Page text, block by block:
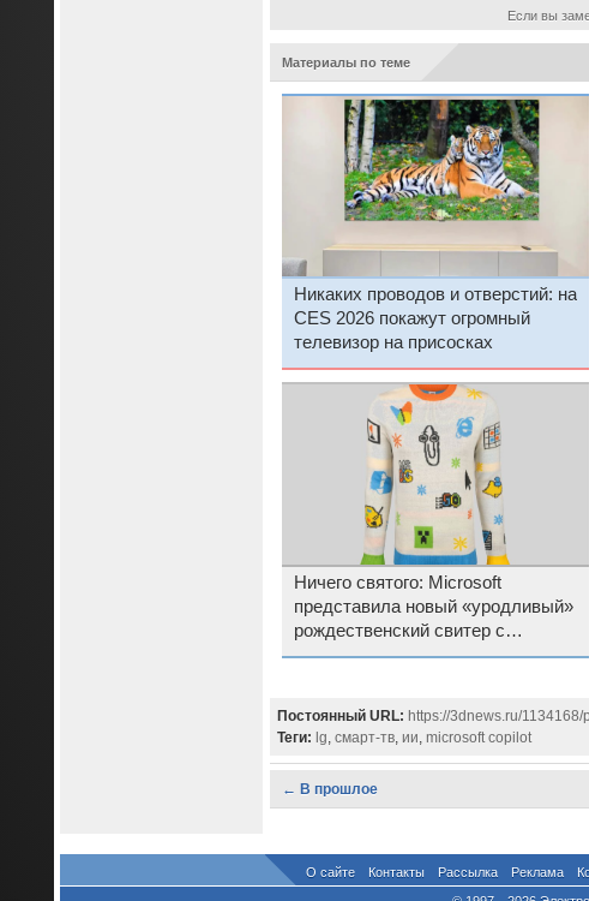
Если вы
Материалы по теме
Никаких проводов и отверстий: на
CES 2026 покажут огромный
телевизор на присосках
Ничего святого: Microsoft
представила новый «уродливый»
рождественский свитер с
логотипом Copilot
Постоянный URL: https://3dnews.ru/
Теги: lg, смарт-тв, ии, microsoft copilot
← В прошлое
О сайте Контакты Рассылка Реклама